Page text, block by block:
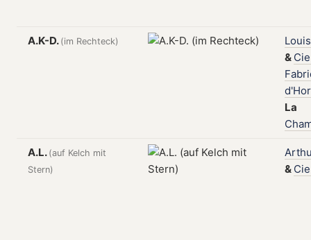
A.K-D. (im Rechteck)
Louis
&
La
A.L. (auf Kelch mit
Stern)
&